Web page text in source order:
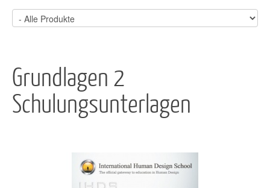
Grundlagen 2
Schulungsunterlagen